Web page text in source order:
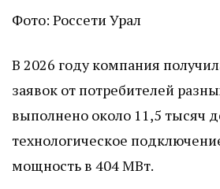
Фото: Россети Урал
В 2026 году компания
заявок от потребителей
выполнено около 11,5 тысяч
технологическое
мощность в 404 МВт.